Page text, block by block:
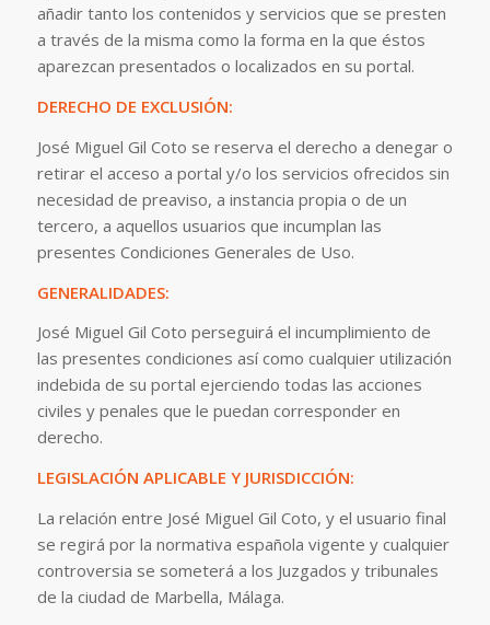
añadir tanto los contenidos y servicios que se presten
a través de la misma como la forma en la que éstos
aparezcan presentados o localizados en su portal.
DERECHO DE EXCLUSIÓN:
José Miguel Gil Coto se reserva el derecho a denegar o
retirar el acceso a portal y/o los servicios ofrecidos sin
necesidad de preaviso, a instancia propia o de un
tercero, a aquellos usuarios que incumplan las
presentes Condiciones Generales de Uso.
GENERALIDADES:
José Miguel Gil Coto perseguirá el incumplimiento de
las presentes condiciones así como cualquier utilización
indebida de su portal ejerciendo todas las acciones
civiles y penales que le puedan corresponder en
derecho.
LEGISLACIÓN APLICABLE Y JURISDICCIÓN:
La relación entre José Miguel Gil Coto, y el usuario final
se regirá por la normativa española vigente y cualquier
controversia se someterá a los Juzgados y tribunales
de la ciudad de Marbella, Málaga.